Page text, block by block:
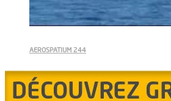
AEROSPATIUM 244